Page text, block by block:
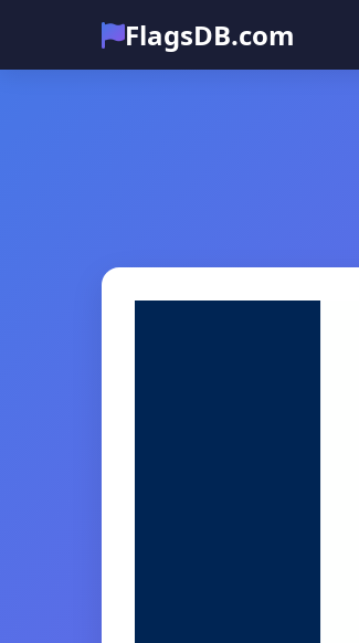
FlagsDB.com